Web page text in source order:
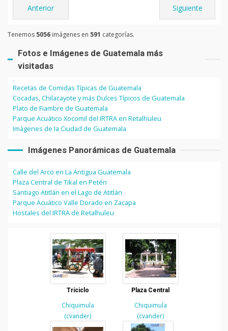
Anterior Siguiente
Tenemos 5056 imágenes en 591 categorías.
Fotos e Imágenes de Guatemala más
visitadas
Recetas de Comidas Típicas de Guatemala
Cocadas, Chilacayote y más Dulces Típicos de Guatemala
Plato de Fiambre de Guatemala
Parque Acuático Xocomil del IRTRA en Retalhuleu
Imágenes de la Ciudad de Guatemala
Imágenes Panorámicas de Guatemala
Calle del Arco en La Antigua Guatemala
Plaza Central de Tikal en Petén
Santiago Atitlán en el Lago de Atitlán
Parque Acuático Valle Dorado en Zacapa
Hostales del IRTRA de Retalhuleu
Triciclo
Chiquimula
(cvander)
Plaza Central
Chiquimula
(cvander)